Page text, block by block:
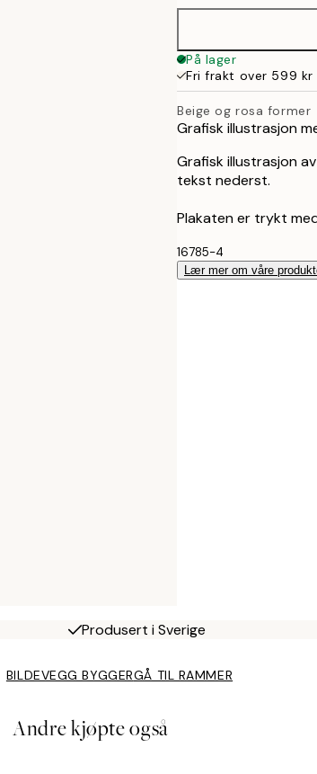
På lager
Fri frakt over 599 kr
Beige og rosa former
Grafisk illustrasjon
Grafisk illustrasjon
tekst nederst.
Plakaten er trykt
16785-4
Lær mer om våre
Produsert i Sverige
BILDEVEGG BYGGERGÅ TIL RAMMER
Andre kjøpte også